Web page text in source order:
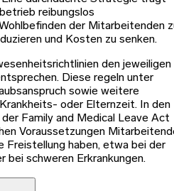
reibungslos
der Mitarbeitenden
und Kosten zu senken.
den jeweiligen
Diese regeln unter
sowie weitere
oder Elternzeit. In den
Family and Medical Leave Act
Voraussetzungen
Freistellung haben, etwa bei der
bei schweren Erkrankungen.